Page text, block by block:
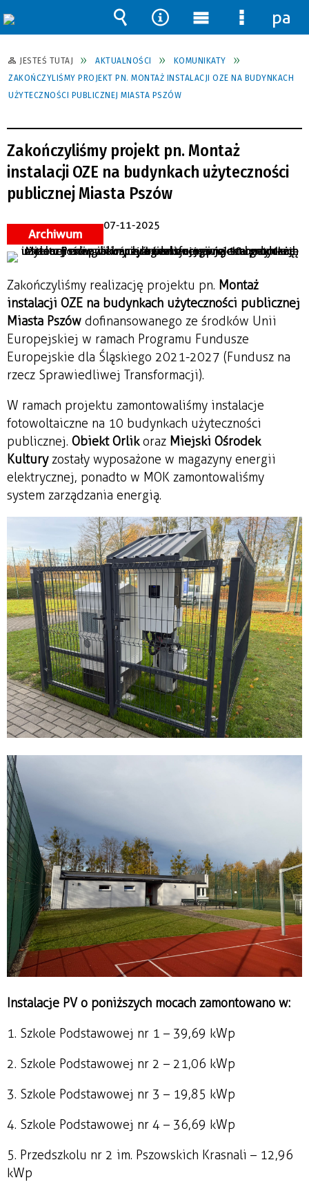
JESTEŚ TUTAJ AKTUALNOŚCI
KOMUNIKATY
ZAKOŃCZYLIŚMY PROJEKT PN. MONTAŻ INSTALACJI OZE NA BUDYNKACH
UŻYTECZNOŚCI PUBLICZNEJ MIASTA PSZÓW
Zakończyliśmy projekt pn. Montaż
instalacji OZE na budynkach użyteczności
publicznej Miasta Pszów
Archiwum
07-11-2025
Zakończyliśmy realizację projektu pn. Montaż
instalacji OZE na budynkach użyteczności publicznej
Miasta Pszów dofinansowanego ze środków Unii
Europejskiej w ramach Programu Fundusze
Europejskie dla Śląskiego 2021-2027 (Fundusz na
rzecz Sprawiedliwej Transformacji).
W ramach projektu zamontowaliśmy instalacje
fotowoltaiczne na 10 budynkach użyteczności
publicznej. Obiekt Orlikoraz Miejski Ośrodek
Kulturyzostały wyposażone w magazyny energii
elektrycznej, ponadto w MOK zamontowaliśmy
system zarządzania energią.
Instalacje PV o poniższych mocach zamontowano w:
1. Szkole Podstawowej nr 1 – 39,69 kWp
2. Szkole Podstawowej nr 2 – 21,06 kWp
3. Szkole Podstawowej nr 3 – 19,85 kWp
4. Szkole Podstawowej nr 4 – 36,69 kWp
5. Przedszkolu nr 2 im. Pszowskich Krasnali – 12,96
kWp
Wyszukiwarka
Narzędzia
Menu
główne
Menu